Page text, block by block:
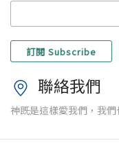
聯絡我們
神既是這樣愛我們，我們